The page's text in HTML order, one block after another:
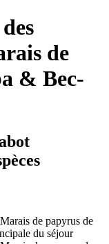
de
& Bec-